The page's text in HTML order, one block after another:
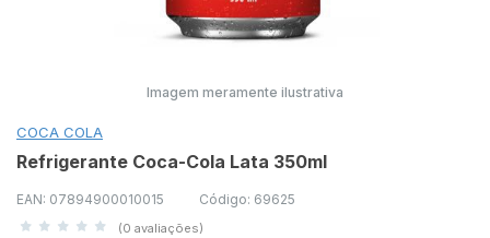
Imagem meramente ilustrativa
COCA COLA
Refrigerante Coca-Cola Lata 350ml
EAN: 07894900010015 Código: 69625
(0 avaliações)